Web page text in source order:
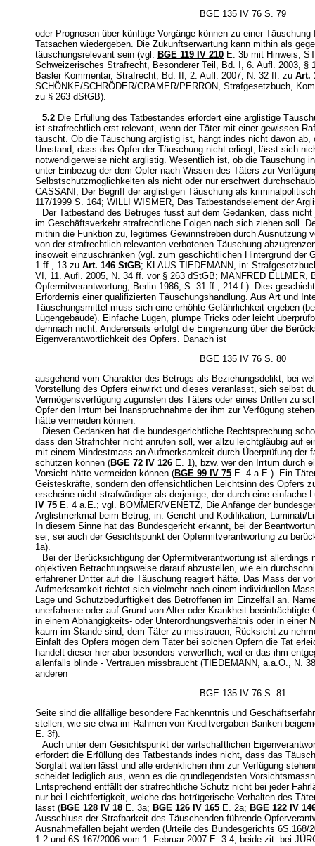
BGE 135 IV 76 S. 79
oder Prognosen über künftige Vorgänge können zu einer Täuschung
Tatsachen wiedergeben. Die Zukunftserwartung kann mithin als
täuschungsrelevant sein (vgl. BGE 119 IV 210 E. 3b mit Hinweis;
Schweizerisches Strafrecht, Besonderer Teil, Bd. I, 6. Aufl. 2003, §
Basler Kommentar, Strafrecht, Bd. II, 2. Aufl. 2007, N. 32 ff. zu Art.
SCHÖNKE/SCHRÖDER/CRAMER/PERRON, Strafgesetzbuch,
zu § 263 dStGB).
5.2 Die Erfüllung des Tatbestandes erfordert eine arglistige
ist strafrechtlich erst relevant, wenn der Täter mit einer gewissen
täuscht. Ob die Täuschung arglistig ist, hängt indes nicht davon ab,
Umstand, dass das Opfer der Täuschung nicht erliegt, lässt sich
notwendigerweise nicht arglistig. Wesentlich ist, ob die Täuschung
unter Einbezug der dem Opfer nach Wissen des Täters zur
Selbstschutzmöglichkeiten als nicht oder nur erschwert
CASSANI, Der Begriff der arglistigen Täuschung als
117/1999 S. 164; WILLI WISMER, Das Tatbestandselement der
Der Tatbestand des Betruges fusst auf dem Gedanken, dass
im Geschäftsverkehr strafrechtliche Folgen nach sich ziehen soll.
mithin die Funktion zu, legitimes Gewinnstreben durch Ausnutzung
von der strafrechtlich relevanten verbotenen Täuschung
insoweit einzuschränken (vgl. zum geschichtlichen Hintergrund der
1 ff., 13 zu Art. 146 StGB; KLAUS TIEDEMANN, in:
VI, 11. Aufl. 2005, N. 34 ff. vor § 263 dStGB; MANFRED ELLMER,
Opfermitverantwortung, Berlin 1986, S. 31 ff., 214 f.). Dies
Erfordernis einer qualifizierten Täuschungshandlung. Aus Art und
Täuschungsmittel muss sich eine erhöhte Gefährlichkeit ergeben
Lügengebäude). Einfache Lügen, plumpe Tricks oder leicht
demnach nicht. Andererseits erfolgt die Eingrenzung über die
Eigenverantwortlichkeit des Opfers. Danach ist
BGE 135 IV 76 S. 80
ausgehend vom Charakter des Betrugs als Beziehungsdelikt, bei
Vorstellung des Opfers einwirkt und dieses veranlasst, sich selbst
Vermögensverfügung zugunsten des Täters oder eines Dritten zu
Opfer den Irrtum bei Inanspruchnahme der ihm zur Verfügung
hätte vermeiden können.
Diesen Gedanken hat die bundesgerichtliche Rechtsprechung
dass den Strafrichter nicht anrufen soll, wer allzu leichtgläubig auf
mit einem Mindestmass an Aufmerksamkeit durch Überprüfung der
schützen können (BGE 72 IV 126 E. 1), bzw. wer den Irrtum durch
Vorsicht hätte vermeiden können (BGE 99 IV 75 E. 4 a.E.). Ein
Geisteskräfte, sondern den offensichtlichen Leichtsinn des Opfers
erscheine nicht strafwürdiger als derjenige, der durch eine einfache
IV 75 E. 4 a.E.; vgl. BOMMER/VENETZ, Die Anfänge der
Arglistmerkmal beim Betrug, in: Gericht und Kodifikation, Luminati/
In diesem Sinne hat das Bundesgericht erkannt, bei der
sei, sei auch der Gesichtspunkt der Opfermitverantwortung zu
1a).
Bei der Berücksichtigung der Opfermitverantwortung ist allerdings
objektiven Betrachtungsweise darauf abzustellen, wie ein
erfahrener Dritter auf die Täuschung reagiert hätte. Das Mass der
Aufmerksamkeit richtet sich vielmehr nach einem individuellen
Lage und Schutzbedürftigkeit des Betroffenen im Einzelfall an.
unerfahrene oder auf Grund von Alter oder Krankheit
in einem Abhängigkeits- oder Unterordnungsverhältnis oder in einer
kaum im Stande sind, dem Täter zu misstrauen, Rücksicht zu
Einfalt des Opfers mögen dem Täter bei solchen Opfern die Tat
handelt dieser hier aber besonders verwerflich, weil er das ihm
allenfalls blinde - Vertrauen missbraucht (TIEDEMANN, a.a.O., N.
anderen
BGE 135 IV 76 S. 81
Seite sind die allfällige besondere Fachkenntnis und
stellen, wie sie etwa im Rahmen von Kreditvergaben Banken
E. 3f).
Auch unter dem Gesichtspunkt der wirtschaftlichen
erfordert die Erfüllung des Tatbestands indes nicht, dass das
Sorgfalt walten lässt und alle erdenklichen ihm zur Verfügung
scheidet lediglich aus, wenn es die grundlegendsten
Entsprechend entfällt der strafrechtliche Schutz nicht bei jeder
nur bei Leichtfertigkeit, welche das betrügerische Verhalten des
lässt (BGE 128 IV 18 E. 3a; BGE 126 IV 165 E. 2a; BGE 122 IV
Ausschluss der Strafbarkeit des Täuschenden führende
Ausnahmefällen bejaht werden (Urteile des Bundesgerichts 6S.168/
1.2 und 6S.167/2006 vom 1. Februar 2007 E. 3.4, beide zit. bei